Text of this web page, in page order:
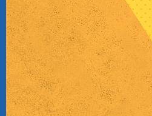
Ecommerce
Email Marketing
Fatturazione
Financial Solutions
HR